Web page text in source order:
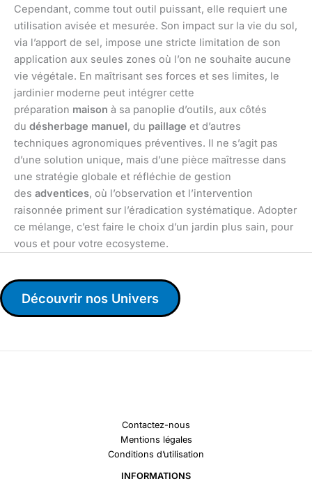
Cependant, comme tout outil puissant, elle requiert une
utilisation avisée et mesurée. Son impact sur la vie du sol,
via l’apport de sel, impose une stricte limitation de son
application aux seules zones où l’on ne souhaite aucune
vie végétale. En maîtrisant ses forces et ses limites, le
jardinier moderne peut intégrer cette
préparation maison à sa panoplie d’outils, aux côtés
du désherbage manuel, du paillage et d’autres
techniques agronomiques préventives. Il ne s’agit pas
d’une solution unique, mais d’une pièce maîtresse dans
une stratégie globale et réfléchie de gestion
des adventices, où l’observation et l’intervention
raisonnée priment sur l’éradication systématique. Adopter
ce mélange, c’est faire le choix d’un jardin plus sain, pour
vous et pour votre ecosysteme.
Découvrir nos Univers
Contactez-nous
Mentions légales
Conditions d’utilisation
INFORMATIONS